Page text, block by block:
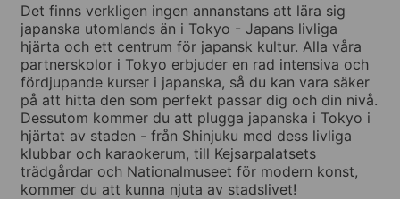
Det finns verkligen ingen annanstans att lära sig
japanska utomlands än i Tokyo - Japans livliga
hjärta och ett centrum för japansk kultur. Alla våra
partnerskolor i Tokyo erbjuder en rad intensiva och
fördjupande kurser i japanska, så du kan vara säker
på att hitta den som perfekt passar dig och din nivå.
Dessutom kommer du att plugga japanska i Tokyo i
hjärtat av staden - från Shinjuku med dess livliga
klubbar och karaokerum, till Kejsarpalatsets
trädgårdar och Nationalmuseet för modern konst,
kommer du att kunna njuta av stadslivet!